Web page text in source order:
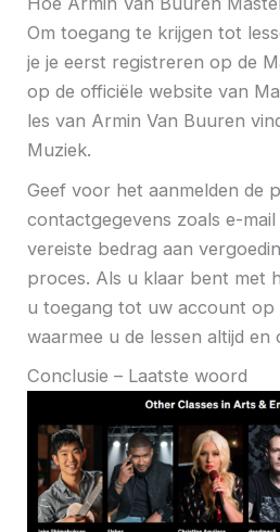
Om toegang te krijgen tot
je je eerst registreren op de
op de officiële website van
les van Armin Van Buuren
Muziek.
Geef voor het aanmelden de
contactgegevens zoals e-
vereiste bedrag aan
proces. Als u klaar bent met
u toegang tot uw account op
waarmee u de lessen altijd
Conclusie – Laatste woord